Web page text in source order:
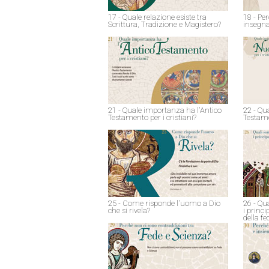
17 - Quale relazione esiste tra
Scrittura, Tradizione e Magistero?
18 -
21 - Quale importanza ha l'Antico
Testamento per i cristiani?
22 -
25 - Come risponde l'uomo a Dio
che si rivela?
26 -
i
della